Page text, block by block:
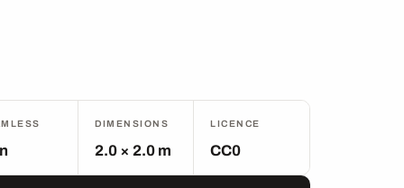
DIMENSIONS
2.0 × 2.0 m
LICENCE
CC0